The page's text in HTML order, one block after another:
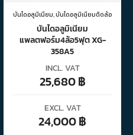
บันไดอลูมิเนียม,บันไดอลูมิเนียมติดล้อ
บันไดอลูมิเนียม
แพลตฟอร์ม4ล้อ5ฟุต XG-
358A5
INCL. VAT
25,680฿
EXCL. VAT
24,000฿